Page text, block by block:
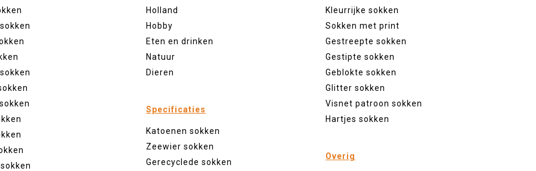
Holland
Hobby
Eten en drinken
Natuur
Dieren
Specificaties
Katoenen sokken
Zeewier sokken
Gerecyclede sokken
Kleurrijke sokken
Sokken met print
Gestreepte sokken
Gestipte sokken
Geblokte sokken
Glitter sokken
Visnet patroon sokken
Hartjes sokken
Overig